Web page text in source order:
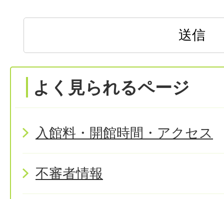
よく見られるページ
入館料・開館時間・アクセス
不審者情報